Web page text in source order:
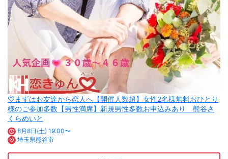
♡まずはお友達から恋人へ【開催人数超】女性2名様無料おひとり
様のご参加多数【男性満席】新規男性多数お申込みあり 熊谷さ
くらめいと
8月8日(土) 19:00〜
埼玉県熊谷市